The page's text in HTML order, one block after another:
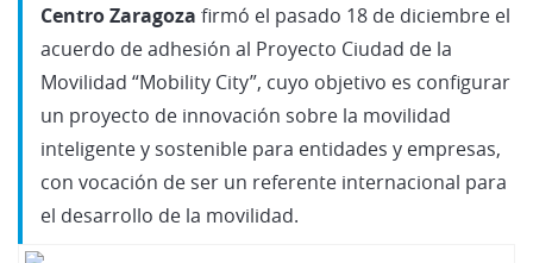
Centro Zaragoza firmó el pasado 18 de diciembre el
acuerdo de adhesión al Proyecto Ciudad de la
Movilidad “Mobility City”, cuyo objetivo es configurar
un proyecto de innovación sobre la movilidad
inteligente y sostenible para entidades y empresas,
con vocación de ser un referente internacional para
el desarrollo de la movilidad.